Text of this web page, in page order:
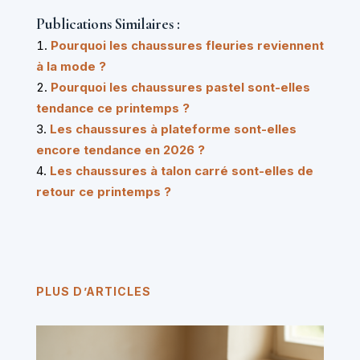
Publications Similaires :
Pourquoi les chaussures fleuries reviennent
à la mode ?
Pourquoi les chaussures pastel sont-elles
tendance ce printemps ?
Les chaussures à plateforme sont-elles
encore tendance en 2026 ?
Les chaussures à talon carré sont-elles de
retour ce printemps ?
PLUS D’ARTICLES